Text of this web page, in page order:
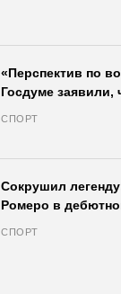
«Перспектив по
Госдуме заявили,
СПОРТ
Сокрушил
Ромеро в
СПОРТ